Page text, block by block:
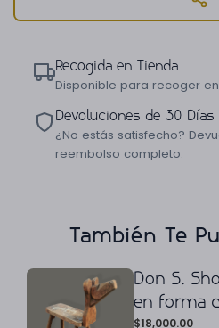
Recogida en Tienda
Disponible para recoger
Devoluciones de 30 Días
¿No estás satisfecho?
reembolso completo.
También Te
Don S.
en forma
$18,000.00